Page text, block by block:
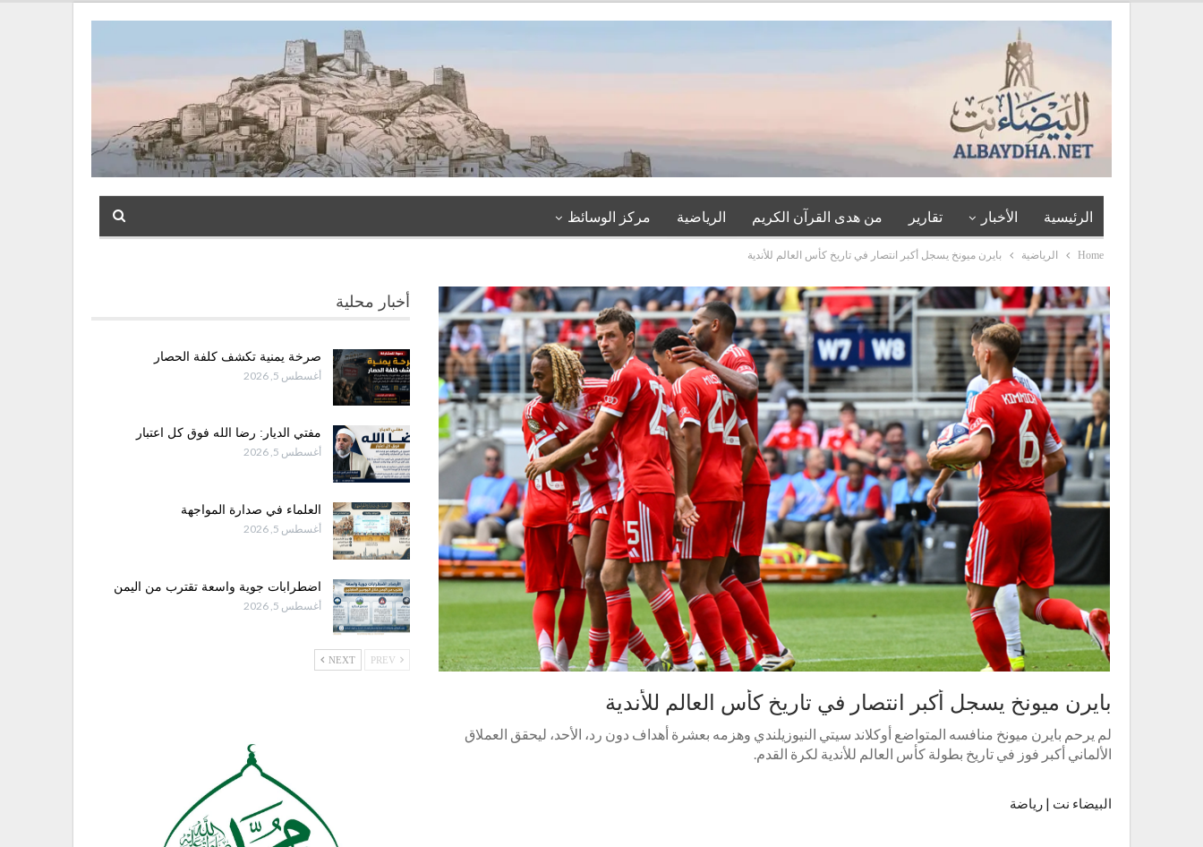
الرئيسية الأخبار تقارير من هدى القرآن الكريم الرياضية مركز الوسائظ
Home الرياضية بايرن ميونخ يسجل أكبر انتصار في تاريخ كأس العالم للأندية
بايرن ميونخ يسجل أكبر انتصار في تاريخ كأس العالم للأندية
لم يرحم بايرن ميونخ منافسه المتواضع أوكلاند سيتي النيوزيلندي وهزمه بعشرة أهداف دون رد، الأحد، ليحقق العملاق
الألماني أكبر فوز في تاريخ بطولة كأس العالم للأندية لكرة القدم.
البيضاء نت | رياضة
أخبار محلية
صرخة يمنية تكشف كلفة الحصار
أغسطس 5, 2026
مفتي الديار: رضا الله فوق كل اعتبار
أغسطس 5, 2026
العلماء في صدارة المواجهة
أغسطس 5, 2026
اضطرابات جوية واسعة تقترب من اليمن
أغسطس 5, 2026
NEXT